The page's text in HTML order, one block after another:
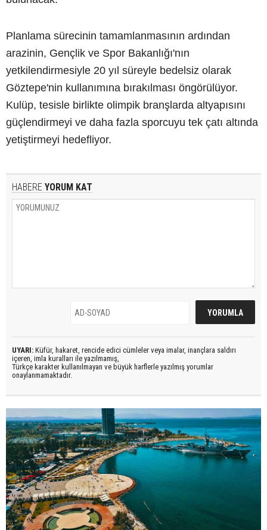
Planlama sürecinin tamamlanmasının ardından
arazinin, Gençlik ve Spor Bakanlığı'nın
yetkilendirmesiyle 20 yıl süreyle bedelsiz olarak
Göztepe'nin kullanımına bırakılması öngörülüyor.
Kulüp, tesisle birlikte olimpik branşlarda altyapısını
güçlendirmeyi ve daha fazla sporcuyu tek çatı altında
yetiştirmeyi hedefliyor.
HABERE YORUM KAT
UYARI: Küfür, hakaret, rencide edici cümleler veya imalar, inançlara saldırı
içeren, imla kuralları ile yazılmamış,
Türkçe karakter kullanılmayan ve büyük harflerle yazılmış yorumlar
onaylanmamaktadır.